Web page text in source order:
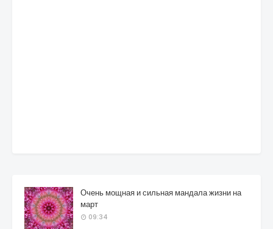
Очень мощная и сильная мандала жизни на
март
09:34